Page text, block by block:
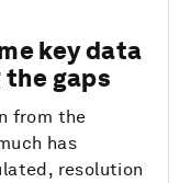
key data
the gaps
from the
has
resolution